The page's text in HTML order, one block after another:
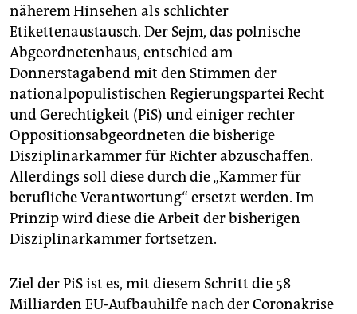
genossenschaft
epaper login
näherem Hinsehen als schlichter
Etikettenaustausch. Der Sejm, das polnische
Abgeordnetenhaus, entschied am
Donnerstagabend mit den Stimmen der
nationalpopulistischen Regierungspartei Recht
und Gerechtigkeit (PiS) und einiger rechter
Oppositionsabgeordneten die bisherige
Disziplinarkammer für Richter abzuschaffen.
Allerdings soll diese durch die „Kammer für
berufliche Verantwortung“ ersetzt werden. Im
Prinzip wird diese die Arbeit der bisherigen
Disziplinarkammer fortsetzen.
Ziel der PiS ist es, mit diesem Schritt die 58
Milliarden EU-Aufbauhilfe nach der Coronakrise